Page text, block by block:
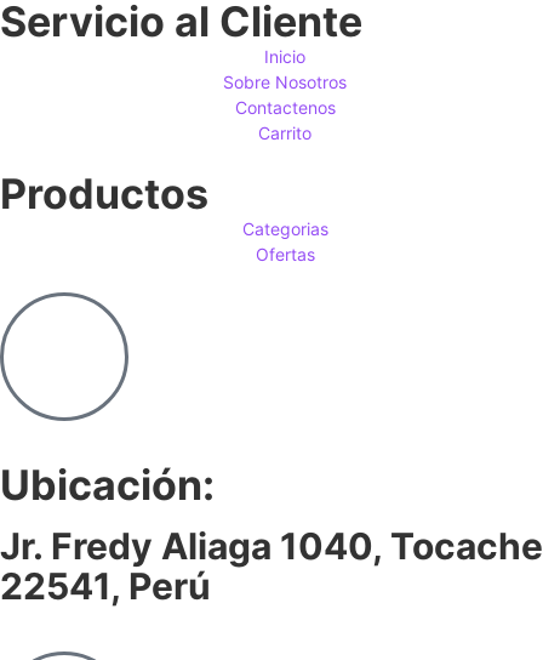
Servicio al Cliente
Inicio
Sobre Nosotros
Contactenos
Carrito
Productos
Categorias
Ofertas
Ubicación:
Jr. Fredy Aliaga 1040, Tocache
22541, Perú